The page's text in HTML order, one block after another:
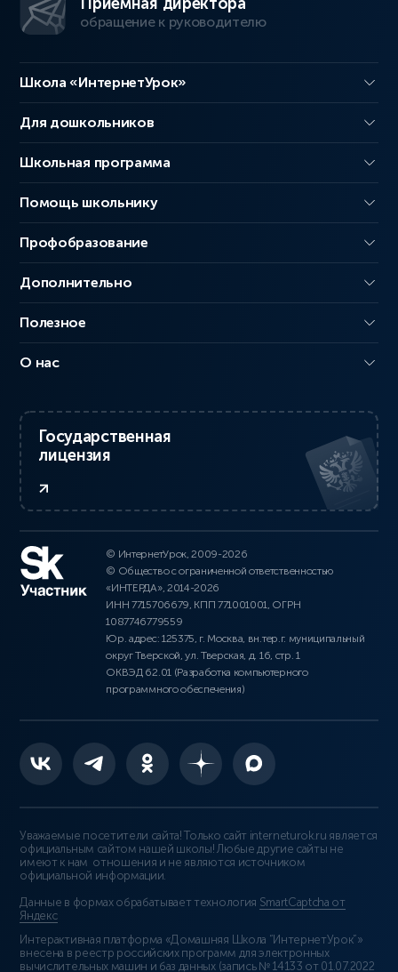
Приемная директора
обращение к руководителю
Школа «ИнтернетУрок»
Для дошкольников
Школьная программа
Помощь школьнику
Профобразование
Дополнительно
Полезное
О нас
Государственная
лицензия
© ИнтернетУрок, 2009-2026
© Общество с ограниченной ответственностью
«ИНТЕРДА», 2014-2026
ИНН 7715706679, КПП 771001001, ОГРН
1087746779559
Юр. адрес: 125375, г. Москва, вн.тер.г. муниципальный
округ Тверской, ул. Тверская, д. 16, стр. 1
ОКВЭД 62.01 (Разработка компьютерного
программного обеспечения)
Уважаемые посетители сайта! Только сайт interneturok.ru является
официальным сайтом нашей школы! Любые другие сайты не
имеют к нам отношения и не являются источником
официальной информации.
Данные в формах обрабатывает технология SmartCaptcha от
Яндекс
Интерактивная платформа «Домашняя Школа “ИнтернетУрок”»
внесена в реестр российских программ для электронных
вычислительных машин и баз данных (запись № 14133 от 01.07.2022